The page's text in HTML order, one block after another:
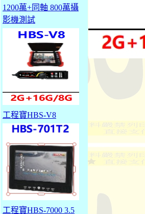
1200萬+同軸 800萬攝
影機測試
工程寶HBS-V8
工程寶HBS-7000 3.5